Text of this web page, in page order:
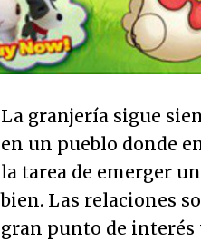
La granjería sigue
en un pueblo donde
la tarea de emerger
bien. Las relaciones
gran punto de interés